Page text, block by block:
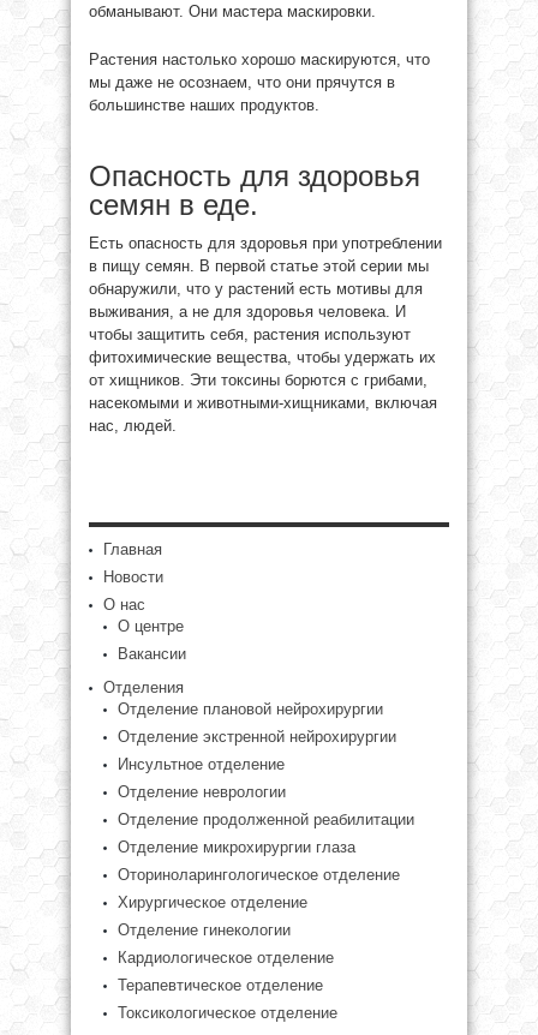
обманывают. Они мастера маскировки.
Растения настолько хорошо маскируются, что
мы даже не осознаем, что они прячутся в
большинстве наших продуктов.
Опасность для здоровья
семян в еде.
Есть опасность для здоровья при употреблении
в пищу семян. В первой статье этой серии мы
обнаружили, что у растений есть мотивы для
выживания, а не для здоровья человека. И
чтобы защитить себя, растения используют
фитохимические вещества, чтобы удержать их
от хищников. Эти токсины борются с грибами,
насекомыми и животными-хищниками, включая
нас, людей.
Главная
Новости
О нас
О центре
Вакансии
Отделения
Отделение плановой нейрохирургии
Отделение экстренной нейрохирургии
Инсультное отделение
Отделение неврологии
Отделение продолженной реабилитации
Отделение микрохирургии глаза
Оториноларингологическое отделение
Хирургическое отделение
Отделение гинекологии
Кардиологическое отделение
Терапевтическое отделение
Токсикологическое отделение